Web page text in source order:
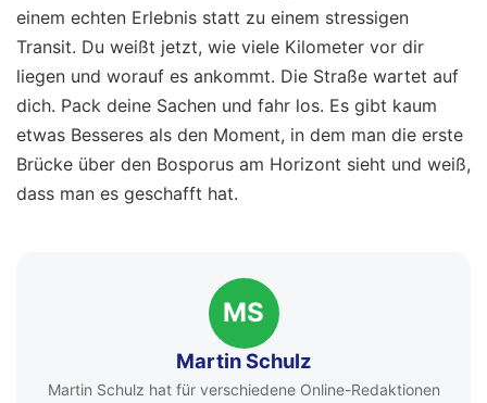
einem echten Erlebnis statt zu einem stressigen
Transit. Du weißt jetzt, wie viele Kilometer vor dir
liegen und worauf es ankommt. Die Straße wartet auf
dich. Pack deine Sachen und fahr los. Es gibt kaum
etwas Besseres als den Moment, in dem man die erste
Brücke über den Bosporus am Horizont sieht und weiß,
dass man es geschafft hat.
MS
Martin Schulz
Martin Schulz hat für verschiedene Online-Redaktionen